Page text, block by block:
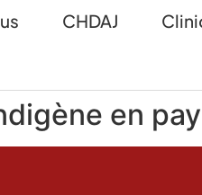
CHDAJ
en